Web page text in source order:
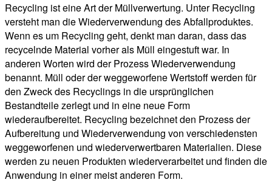
Recycling ist eine Art der Müllverwertung. Unter Recycling
versteht man die Wiederverwendung des Abfallproduktes.
Wenn es um Recycling geht, denkt man daran, dass das
recycelnde Material vorher als Müll eingestuft war. In
anderen Worten wird der Prozess Wiederverwendung
benannt. Müll oder der weggeworfene Wertstoff werden für
den Zweck des Recyclings in die ursprünglichen
Bestandteile zerlegt und in eine neue Form
wiederaufbereitet. Recycling bezeichnet den Prozess der
Aufbereitung und Wiederverwendung von verschiedensten
weggeworfenen und wiederverwertbaren Materialien. Diese
werden zu neuen Produkten wiederverarbeitet und finden die
Anwendung in einer meist anderen Form.